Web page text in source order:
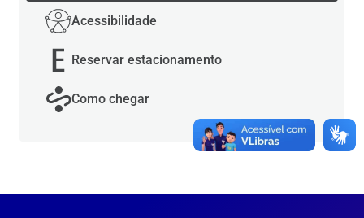
Acessibilidade
Reservar estacionamento
Como chegar